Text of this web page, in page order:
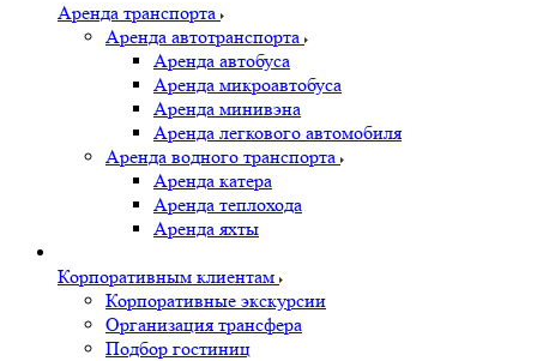
Аренда транспорта
Аренда автотранспорта
Аренда автобуса
Аренда микроавтобуса
Аренда минивэна
Аренда легкового автомобиля
Аренда водного транспорта
Аренда катера
Аренда теплохода
Аренда яхты
Корпоративным клиентам
Корпоративные экскурсии
Организация трансфера
Подбор гостиниц